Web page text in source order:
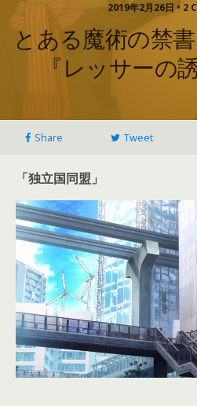
2019年2月26日 • 2
とある魔術の禁
『レッサーの
Share Tweet
「独立国同盟」